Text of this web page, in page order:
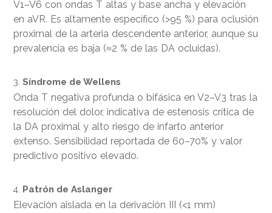
V1–V6 con ondas T altas y base ancha y elevación
en aVR. Es altamente específico (>95 %) para oclusión
proximal de la arteria descendente anterior, aunque su
prevalencia es baja (≈2 % de las DA ocluidas).
Síndrome de Wellens
Onda T negativa profunda o bifásica en V2–V3 tras la
resolución del dolor, indicativa de estenosis crítica de
la DA proximal y alto riesgo de infarto anterior
extenso. Sensibilidad reportada de 60–70% y valor
predictivo positivo elevado.
Patrón de Aslanger
Elevación aislada en la derivación III (<1 mm)